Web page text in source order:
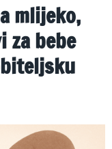
mlijeko,
za bebe